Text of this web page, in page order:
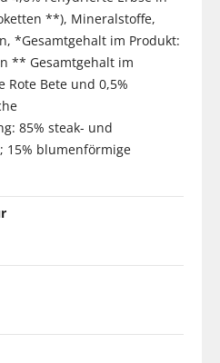
**), Mineralstoffe,
*Gesamtgehalt im Produkt:
** Gesamtgehalt im
Rote Bete und 0,5%
85% steak- und
15% blumenförmige